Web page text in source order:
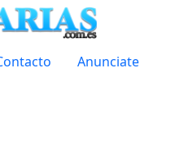
Anunciate